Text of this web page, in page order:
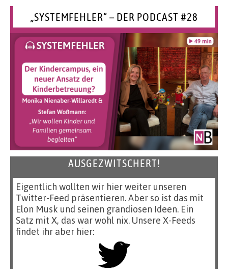
„SYSTEMFEHLER“ – DER PODCAST #28
AUSGEZWITSCHERT!
Eigentlich wollten wir hier weiter unseren
Twitter-Feed präsentieren. Aber so ist das mit
Elon Musk und seinen grandiosen Ideen. Ein
Satz mit X, das war wohl nix. Unsere X-Feeds
findet ihr aber hier: